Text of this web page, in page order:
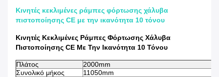
Κινητές κεκλιμένες ράμπες φόρτωσης χάλυβα
πιστοποίησης CE με την ικανότητα 10 τόνου
Κινητές Κεκλιμένες Ράμπες Φόρτωσης Χάλυβα
Πιστοποίησης CE Με Την Ικανότητα 10 Τόνου
Πλάτος
2000mm
Συνολικό μήκος
11050mm